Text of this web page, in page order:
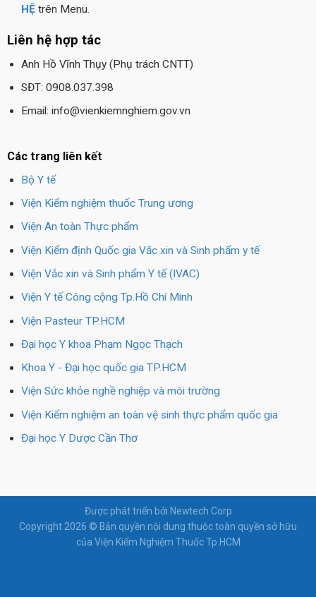
HỆtrên Menu.
Liên hệ hợp tác
Anh Hồ Vĩnh Thụy (Phụ trách CNTT)
SĐT: 0908.037.398
Email: info@vienkiemnghiem.gov.vn
Các trang liên kết
Bộ Y tế
Viện Kiểm nghiệm thuốc Trung ương
Viện An toàn Thực phẩm
Viện Kiểm định Quốc gia Vắc xin và Sinh phẩm y tế
Viện Vắc xin và Sinh phẩm Y tế (IVAC)
Viện Y tế Công cộng Tp.Hồ Chí Minh
Viện Pasteur TP.HCM
Đại học Y khoa Phạm Ngọc Thạch
Khoa Y - Đại học quốc gia TP.HCM
Viện Sức khỏe nghề nghiệp và môi trường
Viện Kiểm nghiệm an toàn vệ sinh thực phẩm quốc gia
Đại học Y Dược Cần Thơ
Được phát triển bởi Newtech Corp
Copyright 2026 © Bản quyền nội dung thuộc toàn quyền sở hữu
của Viện Kiểm Nghiệm Thuốc Tp.HCM